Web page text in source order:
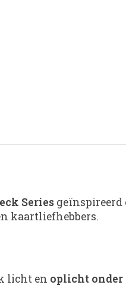
Series geïnspireerd
kaartliefhebbers.
licht en oplicht